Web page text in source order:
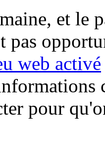
et le
pas
web activé
pour